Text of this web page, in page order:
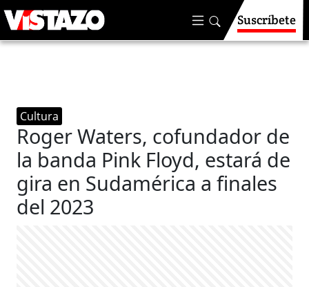
Suscríbete
Cultura
Roger Waters, cofundador de
la banda Pink Floyd, estará de
gira en Sudamérica a finales
del 2023